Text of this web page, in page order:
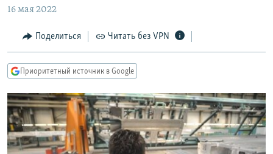
Вернутся
Вернутся
поиску
МНЕНИЯ
КУЛЬТУРА
КАВКАЗ.РЕАЛИИ
СЕВЕР.РЕАЛИИ
СИБИРЬ.РЕАЛИИ
РАСПИСАНИЕ ВЕЩАНИЯ
16 мая 2022
Поделиться Читать без VPN
Приоритетный источник в Google